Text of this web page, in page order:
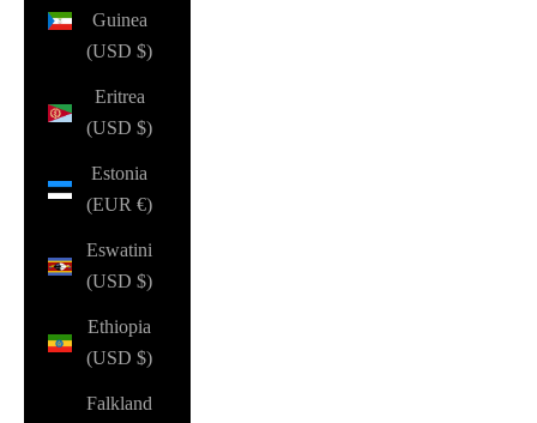
Guinea
(USD $)
Eritrea
(USD $)
Estonia
(EUR €)
Eswatini
(USD $)
Ethiopia
(USD $)
Falkland